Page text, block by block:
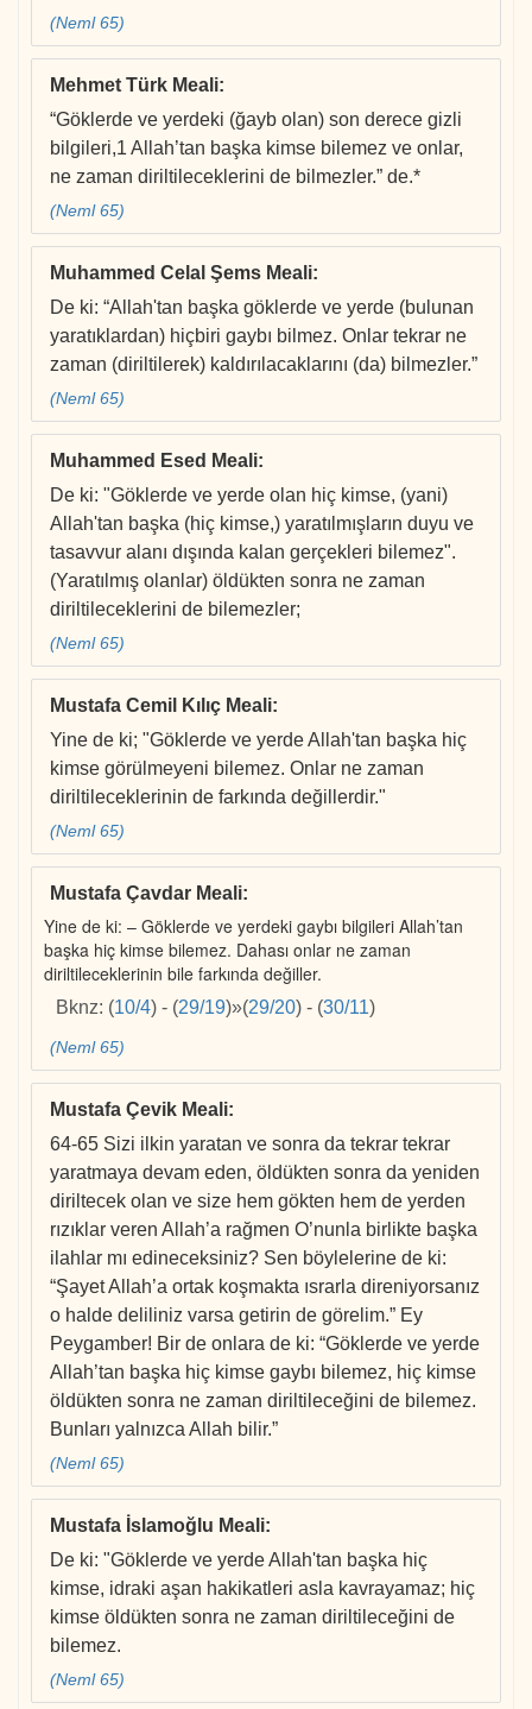
(Neml 65)
Mehmet Türk Meali:
“Göklerde ve yerdeki (ğayb olan) son derece gizli
bilgileri,1 Allah’tan başka kimse bilemez ve onlar,
ne zaman diriltileceklerini de bilmezler.” de.*
(Neml 65)
Muhammed Celal Şems Meali:
De ki: “Allah'tan başka göklerde ve yerde (bulunan
yaratıklardan) hiçbiri gaybı bilmez. Onlar tekrar ne
zaman (diriltilerek) kaldırılacaklarını (da) bilmezler.”
(Neml 65)
Muhammed Esed Meali:
De ki: "Göklerde ve yerde olan hiç kimse, (yani)
Allah'tan başka (hiç kimse,) yaratılmışların duyu ve
tasavvur alanı dışında kalan gerçekleri bilemez".
(Yaratılmış olanlar) öldükten sonra ne zaman
diriltileceklerini de bilemezler;
(Neml 65)
Mustafa Cemil Kılıç Meali:
Yine de ki; "Göklerde ve yerde Allah'tan başka hiç
kimse görülmeyeni bilemez. Onlar ne zaman
diriltileceklerinin de farkında değillerdir."
(Neml 65)
Mustafa Çavdar Meali:
Yine de ki: – Göklerde ve yerdeki gaybı bilgileri Allah’tan
başka hiç kimse bilemez. Dahası onlar ne zaman
diriltileceklerinin bile farkında değiller.
Bknz: (10/4) - (29/19)»(29/20) - (30/11)
(Neml 65)
Mustafa Çevik Meali:
64-65 Sizi ilkin yaratan ve sonra da tekrar tekrar
yaratmaya devam eden, öldükten sonra da yeniden
diriltecek olan ve size hem gökten hem de yerden
rızıklar veren Allah’a rağmen O’nunla birlikte başka
ilahlar mı edineceksiniz? Sen böylelerine de ki:
“Şayet Allah’a ortak koşmakta ısrarla direniyorsanız
o halde deliliniz varsa getirin de görelim.” Ey
Peygamber! Bir de onlara de ki: “Göklerde ve yerde
Allah’tan başka hiç kimse gaybı bilemez, hiç kimse
öldükten sonra ne zaman diriltileceğini de bilemez.
Bunları yalnızca Allah bilir.”
(Neml 65)
Mustafa İslamoğlu Meali:
De ki: "Göklerde ve yerde Allah'tan başka hiç
kimse, idraki aşan hakikatleri asla kavrayamaz; hiç
kimse öldükten sonra ne zaman diriltileceğini de
bilemez.
(Neml 65)